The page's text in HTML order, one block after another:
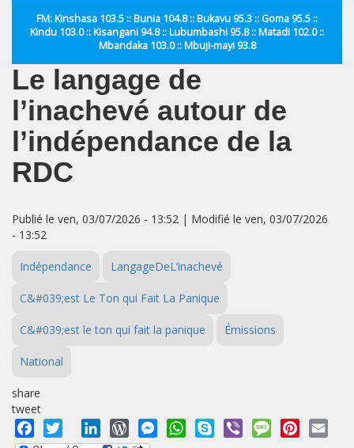
FM: Kinshasa 103.5 :: Bunia 104.8 :: Bukavu 95.3 :: Goma 95.5 ::
Kindu 103.0 :: Kisangani 94.8 :: Lubumbashi 95.8 :: Matadi 102.0 ::
Mbandaka 103.0 :: Mbuji-mayi 93.8
Le langage de
l’inachevé autour de
l’indépendance de la
RDC
Publié le ven, 03/07/2026 - 13:52 | Modifié le ven, 03/07/2026
- 13:52
Indépendance LangageDeL’inachevé
C&#039;est Le Ton qui Fait La Panique
C&#039;est le ton qui fait la panique Émissions
National
share
tweet
Facebook
Twitter LinkedInWordPressMessengerWhatsApp
Skype Viber MessagePinterest